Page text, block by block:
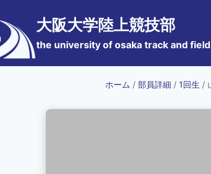
大阪大学陸上競技部
the university of osaka track and
ホーム / 部員詳細 / 1回生 /